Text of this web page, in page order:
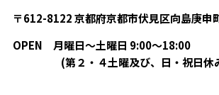
3.（外部委託）
弊社は、情報処理などの業務の全部または一部
る際に、当該委託先に個人情報を開示する場合
該委託先に個人情報の開示を行う場合には、
〒612-8122 京都府京都市伏見区向島庚申
OPEN 月曜日〜土曜日 9:00〜18:00
(第２・４土曜及び、日・祝日休